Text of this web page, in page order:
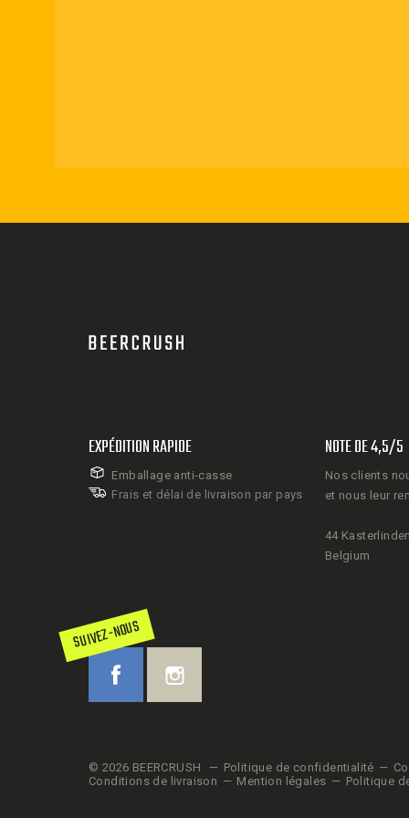
EXPÉDITION RAPIDE
Emballage anti-casse
Frais et délai de livraison par pays
NOTE DE 4,5/5
Nos clients
et nous leur
44
Belgium
SUIVEZ-NOUS
© 2026 BEERCRUSH Politique de confidentialité
Conditions de livraison
Mention légales Politique